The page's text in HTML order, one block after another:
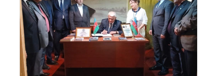
Previous